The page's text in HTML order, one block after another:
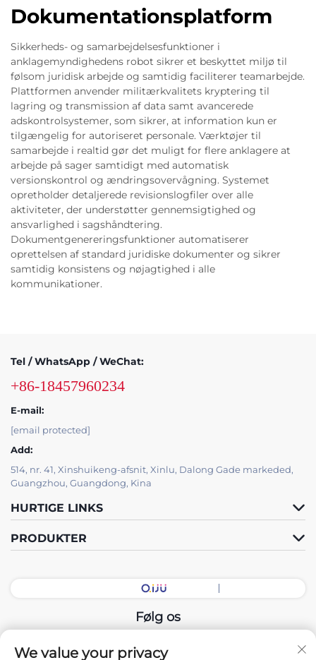
Dokumentationsplatform
Sikkerheds- og samarbejdelsesfunktioner i
anklagemyndighedens robot sikrer et beskyttet miljø til
følsom juridisk arbejde og samtidig faciliterer teamarbejde.
Plattformen anvender militærkvalitets kryptering til
lagring og transmission af data samt avancerede
adskontrolsystemer, som sikrer, at information kun er
tilgængelig for autoriseret personale. Værktøjer til
samarbejde i realtid gør det muligt for flere anklagere at
arbejde på sager samtidigt med automatisk
versionskontrol og ændringsovervågning. Systemet
opretholder detaljerede revisionslogfiler over alle
aktiviteter, der understøtter gennemsigtighed og
ansvarlighed i sagshåndtering.
Dokumentgenereringsfunktioner automatiserer
oprettelsen af standard juridiske dokumenter og sikrer
samtidig konsistens og nøjagtighed i alle
kommunikationer.
Tel / WhatsApp / WeChat:
+86-18457960234
E-mail:
[email protected]
Add:
514, nr. 41, Xinshuikeng-afsnit, Xinlu, Dalong Gade markeded,
Guangzhou, Guangdong, Kina
HURTIGE LINKS
PRODUKTER
Følg os
We value your privacy